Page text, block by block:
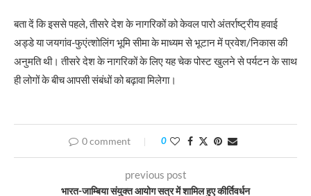
बता दें कि इससे पहले, तीसरे देश के नागरिकों को केवल पारो अंतर्राष्ट्रीय हवाई
अड्डे या जयगांव-फुएंत्शोलिंग भूमि सीमा के माध्यम से भूटान में प्रवेश/निकास की
अनुमति थी। तीसरे देश के नागरिकों के लिए यह चेक पोस्ट खुलने से पर्यटन के साथ
ही लोगों के बीच आपसी संबंधों को बढ़ावा मिलेगा।
0 comment 0
previous post
भारत-जाम्बिया संयुक्त आयोग सत्र में शामिल हुए कीर्तिवर्धन